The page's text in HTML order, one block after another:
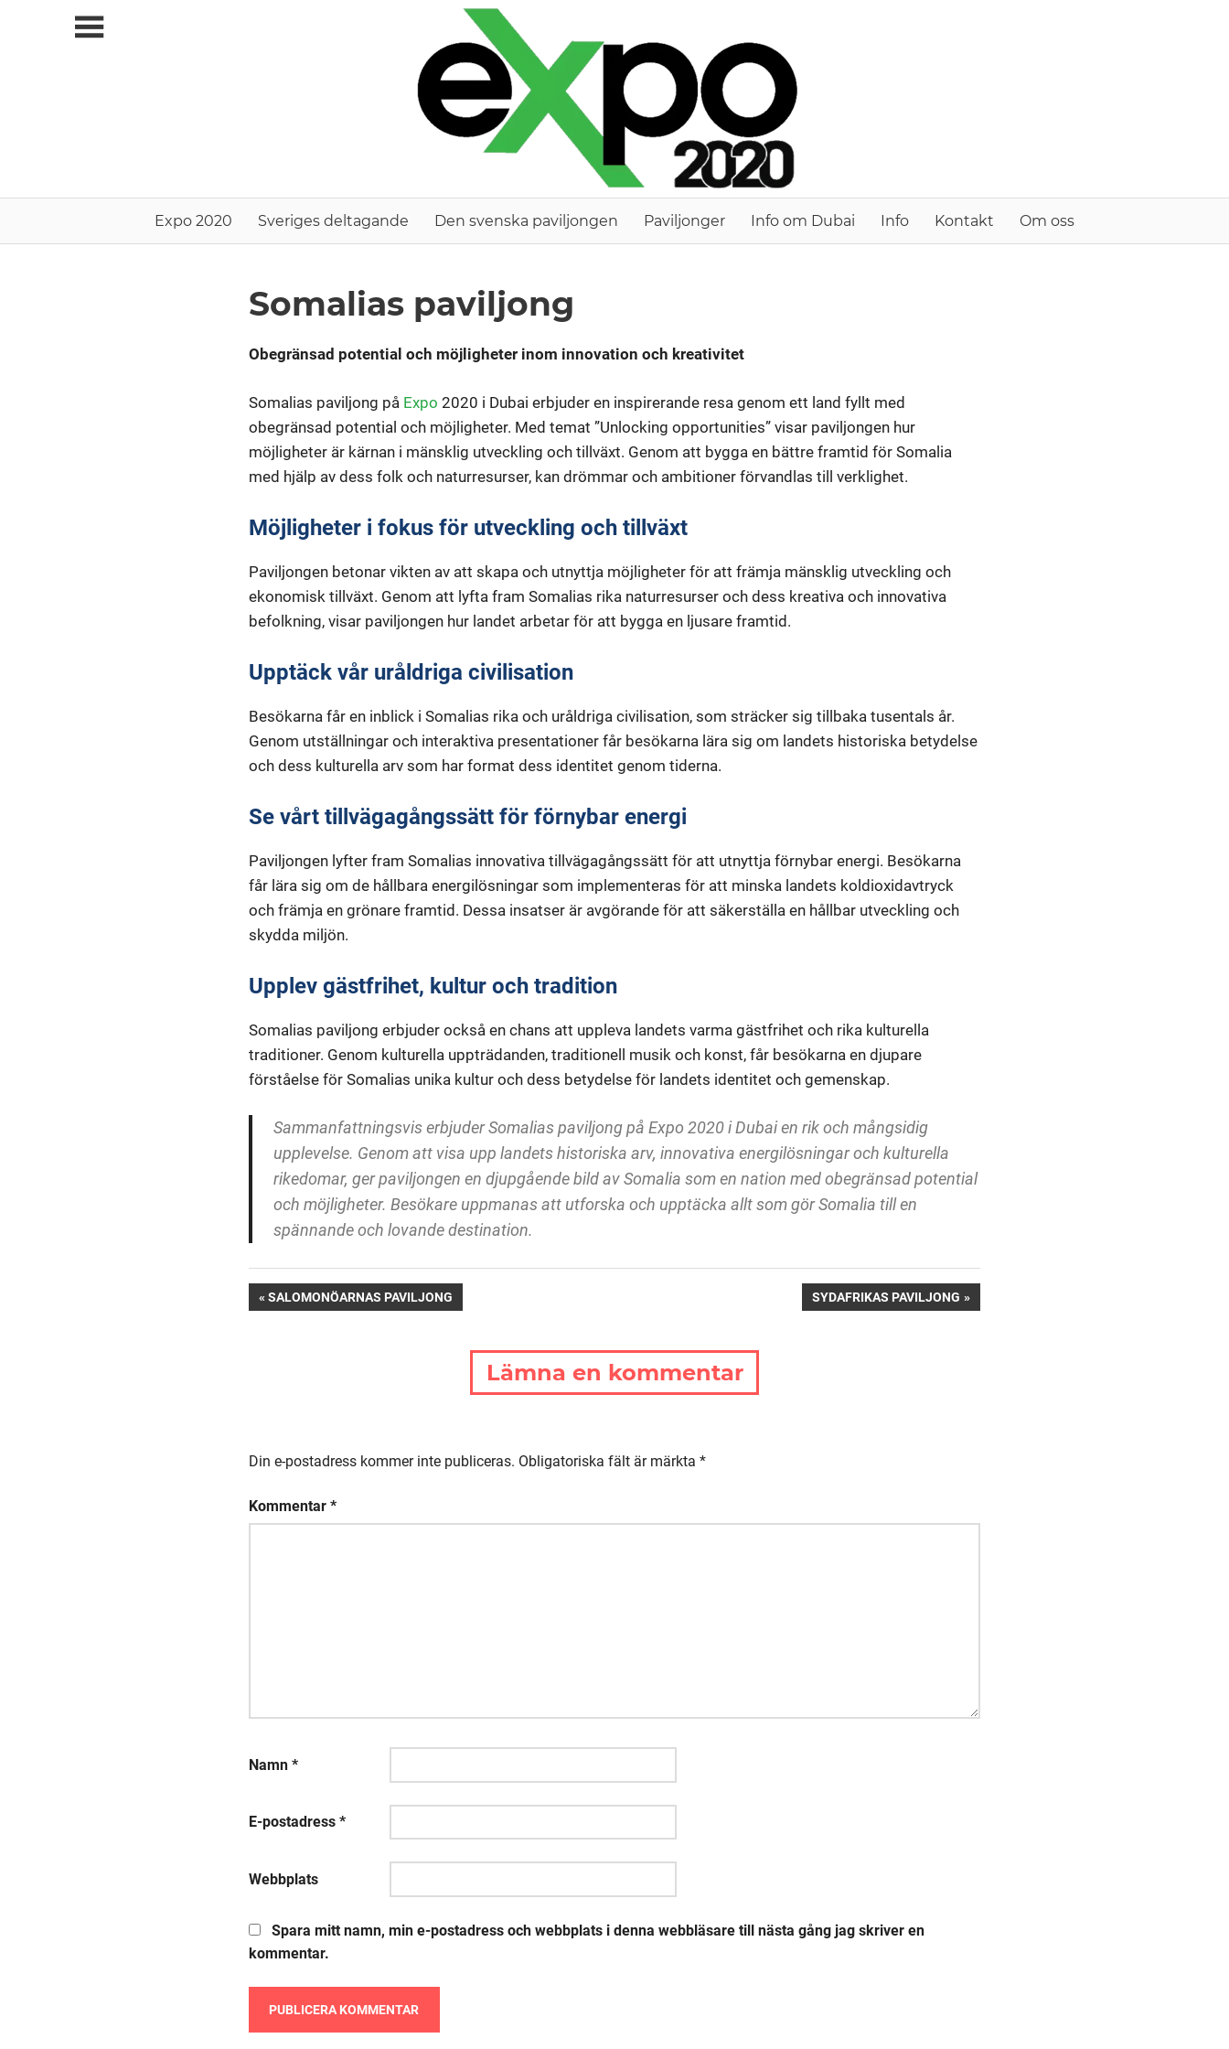
till
Dubai
Expo 2020 Sveriges deltagande Den svenska paviljongen Paviljonger Info om Dubai Info Kontakt Om oss
Paviljonger
Somalias paviljong
Obegränsad potential och möjligheter inom innovation och kreativitet
Somalias paviljong på Expo 2020 i Dubai erbjuder en inspirerande resa genom ett land fyllt med
obegränsad potential och möjligheter. Med temat ”Unlocking opportunities” visar paviljongen hur
möjligheter är kärnan i mänsklig utveckling och tillväxt. Genom att bygga en bättre framtid för Somalia
med hjälp av dess folk och naturresurser, kan drömmar och ambitioner förvandlas till verklighet.
Möjligheter i fokus för utveckling och tillväxt
Paviljongen betonar vikten av att skapa och utnyttja möjligheter för att främja mänsklig utveckling och
ekonomisk tillväxt. Genom att lyfta fram Somalias rika naturresurser och dess kreativa och innovativa
befolkning, visar paviljongen hur landet arbetar för att bygga en ljusare framtid.
Upptäck vår uråldriga civilisation
Besökarna får en inblick i Somalias rika och uråldriga civilisation, som sträcker sig tillbaka tusentals år.
Genom utställningar och interaktiva presentationer får besökarna lära sig om landets historiska betydelse
och dess kulturella arv som har format dess identitet genom tiderna.
Se vårt tillvägagångssätt för förnybar energi
Paviljongen lyfter fram Somalias innovativa tillvägagångssätt för att utnyttja förnybar energi. Besökarna
får lära sig om de hållbara energilösningar som implementeras för att minska landets koldioxidavtryck
och främja en grönare framtid. Dessa insatser är avgörande för att säkerställa en hållbar utveckling och
skydda miljön.
Upplev gästfrihet, kultur och tradition
Somalias paviljong erbjuder också en chans att uppleva landets varma gästfrihet och rika kulturella
traditioner. Genom kulturella uppträdanden, traditionell musik och konst, får besökarna en djupare
förståelse för Somalias unika kultur och dess betydelse för landets identitet och gemenskap.
Sammanfattningsvis erbjuder Somalias paviljong på Expo 2020 i Dubai en rik och mångsidig
upplevelse. Genom att visa upp landets historiska arv, innovativa energilösningar och kulturella
rikedomar, ger paviljongen en djupgående bild av Somalia som en nation med obegränsad potential
och möjligheter. Besökare uppmanas att utforska och upptäcka allt som gör Somalia till en
spännande och lovande destination.
Inläggsnavigering
FÖREGÅENDE:
SALOMONÖARNAS PAVILJONG NÄSTA:
SYDAFRIKAS PAVILJONG
Lämna en kommentar
Din e-postadress kommer inte publiceras. Obligatoriska fält är märkta *
Kommentar *
Namn *
E-postadress *
Webbplats
Spara mitt namn, min e-postadress och webbplats i denna webbläsare till nästa gång jag skriver en
kommentar.